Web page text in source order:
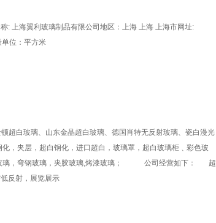
: 上海翼利玻璃制品有限公司地区：上海 上海 上海市网址:
位：平方米
超白玻璃、山东金晶超白玻璃、德国肖特无反射玻璃、瓷白漫光
，夹层，超白钢化，进口超白，玻璃罩，超白玻璃柜﹑彩色玻
玻璃，弯钢玻璃，夹胶玻璃,烤漆玻璃； 公司经营如下： 超
反射，展览展示